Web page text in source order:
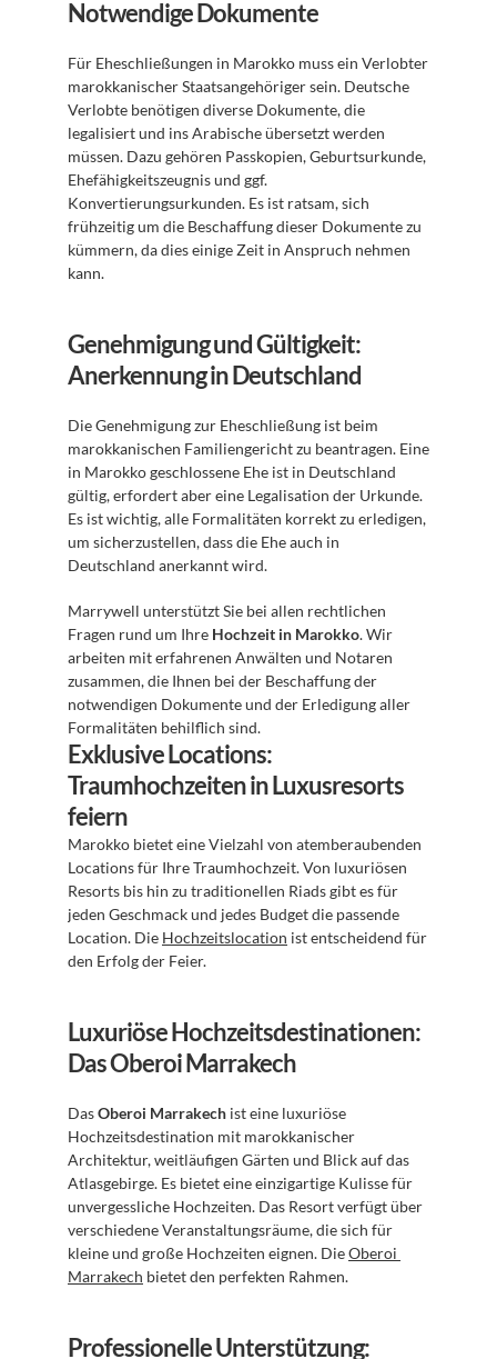
Notwendige Dokumente
Für Eheschließungen in Marokko muss ein Verlobter
marokkanischer Staatsangehöriger sein. Deutsche
Verlobte benötigen diverse Dokumente, die
legalisiert und ins Arabische übersetzt werden
müssen. Dazu gehören Passkopien, Geburtsurkunde,
Ehefähigkeitszeugnis und ggf.
Konvertierungsurkunden. Es ist ratsam, sich
frühzeitig um die Beschaffung dieser Dokumente zu
kümmern, da dies einige Zeit in Anspruch nehmen
kann.
Genehmigung und Gültigkeit:
Anerkennung in Deutschland
Die Genehmigung zur Eheschließung ist beim
marokkanischen Familiengericht zu beantragen. Eine
in Marokko geschlossene Ehe ist in Deutschland
gültig, erfordert aber eine Legalisation der Urkunde.
Es ist wichtig, alle Formalitäten korrekt zu erledigen,
um sicherzustellen, dass die Ehe auch in
Deutschland anerkannt wird.
Marrywell unterstützt Sie bei allen rechtlichen
Fragen rund um Ihre Hochzeit in Marokko. Wir
arbeiten mit erfahrenen Anwälten und Notaren
zusammen, die Ihnen bei der Beschaffung der
notwendigen Dokumente und der Erledigung aller
Formalitäten behilflich sind.
Exklusive Locations:
Traumhochzeiten in Luxusresorts
feiern
Marokko bietet eine Vielzahl von atemberaubenden
Locations für Ihre Traumhochzeit. Von luxuriösen
Resorts bis hin zu traditionellen Riads gibt es für
jeden Geschmack und jedes Budget die passende
Location. Die Hochzeitslocation ist entscheidend für
den Erfolg der Feier.
Luxuriöse Hochzeitsdestinationen:
Das Oberoi Marrakech
Das Oberoi Marrakech ist eine luxuriöse
Hochzeitsdestination mit marokkanischer
Architektur, weitläufigen Gärten und Blick auf das
Atlasgebirge. Es bietet eine einzigartige Kulisse für
unvergessliche Hochzeiten. Das Resort verfügt über
verschiedene Veranstaltungsräume, die sich für
kleine und große Hochzeiten eignen. Die Oberoi
Marrakech bietet den perfekten Rahmen.
Professionelle Unterstützung: